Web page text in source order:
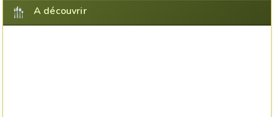
A découvrir